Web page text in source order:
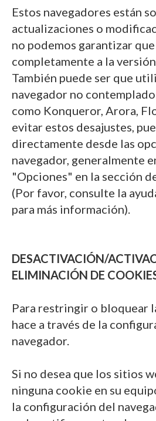
Estos navegadores están
actualizaciones o
no podemos garantizar
completamente a la
También puede ser que
navegador no
como Konqueror, Arora,
evitar estos desajustes,
directamente desde las
navegador, generalmente
"Opciones" en la sección
(Por favor, consulte la
para más información).
DESACTIVACIÓN/
ELIMINACIÓN DE
Para restringir o bloquear
hace a través de la
navegador.
Si no desea que los sitios
ninguna cookie en su
la configuración del